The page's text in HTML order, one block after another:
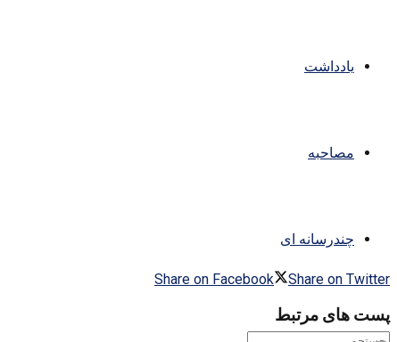
یادداشت
مصاحبه
چندرسانه ای
Share on Facebook Share on Twitter
پست های مرتبط